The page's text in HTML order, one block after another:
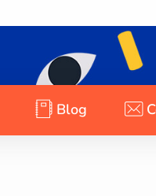
Blog